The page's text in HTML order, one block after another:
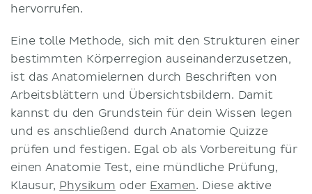
hervorrufen.
Eine tolle Methode, sich mit den Strukturen einer
bestimmten Körperregion auseinanderzusetzen,
ist das Anatomielernen durch Beschriften von
Arbeitsblättern und Übersichtsbildern. Damit
kannst du den Grundstein für dein Wissen legen
und es anschließend durch Anatomie Quizze
prüfen und festigen. Egal ob als Vorbereitung für
einen Anatomie Test, eine mündliche Prüfung,
Klausur, Physikum oder Examen. Diese aktive